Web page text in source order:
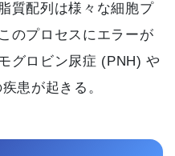
質配列は様々な細胞プ
のプロセスにエラーが
グロビン尿症 (PNH) や
患が起きる。